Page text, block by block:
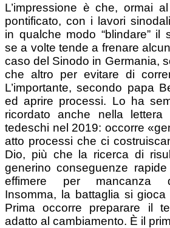
L’impressione è che, ormai
pontificato, con i lavori
in qualche modo “blindare” il
se a volte tende a frenare
caso del Sinodo in Germania,
che altro per evitare di
L’importante, secondo papa
ed aprire processi. Lo ha
ricordato anche nella lettera
tedeschi nel 2019: occorre
atto processi che ci
Dio, più che la ricerca di
generino conseguenze
effimere per mancanza
Insomma, la battaglia si
Prima occorre preparare il
adatto al cambiamento. È il